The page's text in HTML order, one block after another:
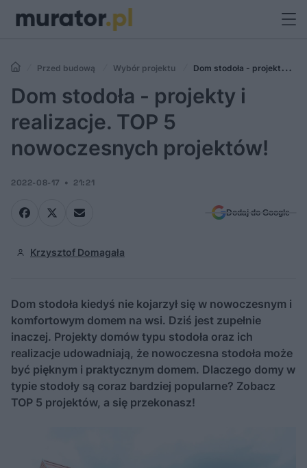
Przed budową Wybór projektu
Dom stodoła - projekty i
realizacje. TOP 5 nowoczesnych projektów!
Dom stodoła - projekty i
realizacje. TOP 5
nowoczesnych projektów!
2022-08-17 21:21
Dodaj do Google
Krzysztof Domagała
Dom stodoła kiedyś nie kojarzył się w nowoczesnym i
komfortowym domem na wsi. Dziś jest zupełnie
inaczej. Projekty domów typu stodoła oraz ich
realizacje udowadniają, że nowoczesna stodoła może
być pięknym i praktycznym domem. Dlaczego domy w
typie stodoły są coraz bardziej popularne? Zobacz
TOP 5 projektów, a się przekonasz!